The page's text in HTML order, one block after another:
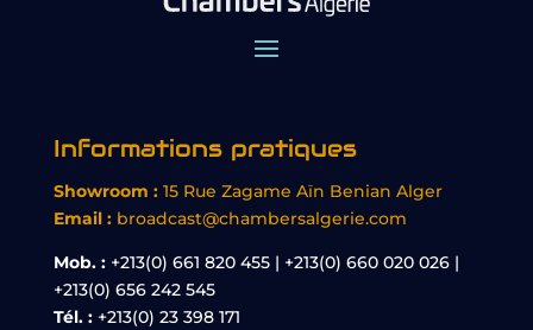
Informations pratiques
Showroom : 15 Rue Zagame Aïn Benian Alger
Email : broadcast@chambersalgerie.com
Mob. :+213(0) 661 820 455 | +213(0) 660 020 026 |
+213(0) 656 242 545
Tél. : +213(0) 23 398 171